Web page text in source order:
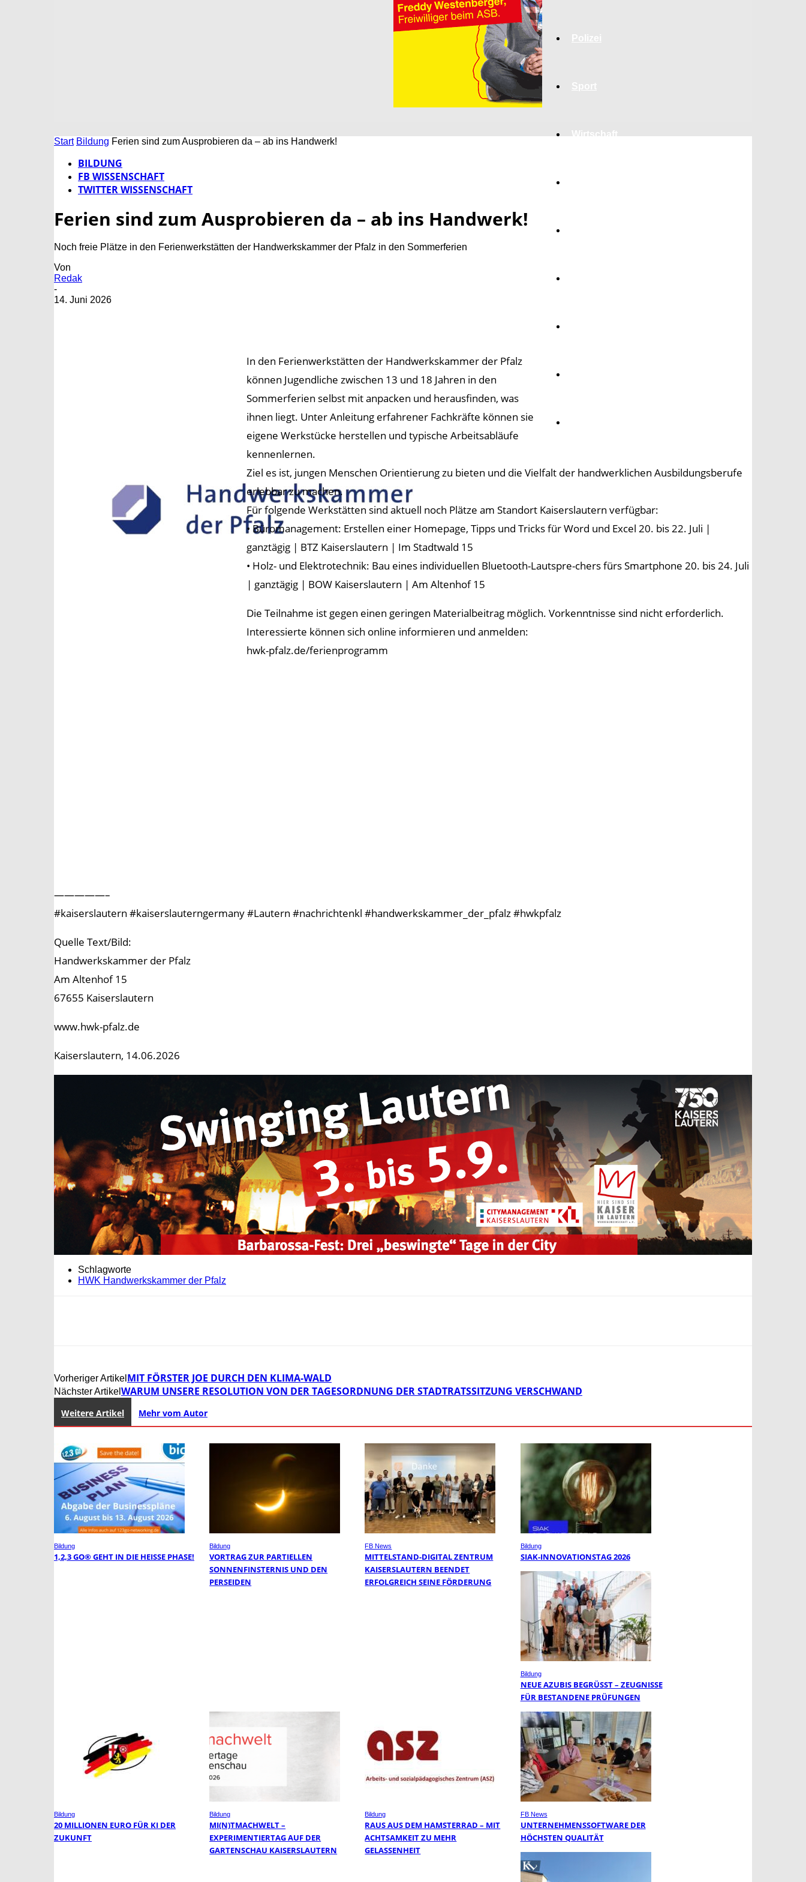
Wirtschaft
Start Bildung Ferien sind zum Ausprobieren da – ab ins Handwerk!
BILDUNG
FB WISSENSCHAFT
TWITTER WISSENSCHAFT
Ferien sind zum Ausprobieren da – ab ins Handwerk!
Noch freie Plätze in den Ferienwerkstätten der Handwerkskammer der Pfalz in den Sommerferien
Von
Redak
-
14. Juni 2026
In den Ferienwerkstätten der Handwerkskammer der Pfalz
können Jugendliche zwischen 13 und 18 Jahren in den
Sommerferien selbst mit anpacken und herausfinden, was
ihnen liegt. Unter Anleitung erfahrener Fachkräfte können sie
eigene Werkstücke herstellen und typische Arbeitsabläufe
kennenlernen.
Ziel es ist, jungen Menschen Orientierung zu bieten und die Vielfalt der handwerklichen Ausbildungsberufe
erlebbar zu machen.
Für folgende Werkstätten sind aktuell noch Plätze am Standort Kaiserslautern verfügbar:
• Büromanagement: Erstellen einer Homepage, Tipps und Tricks für Word und Excel 20. bis 22. Juli |
ganztägig | BTZ Kaiserslautern | Im Stadtwald 15
• Holz- und Elektrotechnik: Bau eines individuellen Bluetooth-Lautspre-chers fürs Smartphone 20. bis 24. Juli
| ganztägig | BOW Kaiserslautern | Am Altenhof 15
Die Teilnahme ist gegen einen geringen Materialbeitrag möglich. Vorkenntnisse sind nicht erforderlich.
Interessierte können sich online informieren und anmelden:
hwk-pfalz.de/ferienprogramm
—————–
#kaiserslautern #kaiserslauterngermany #Lautern #nachrichtenkl #handwerkskammer_der_pfalz #hwkpfalz
Quelle Text/Bild:
Handwerkskammer der Pfalz
Am Altenhof 15
67655 Kaiserslautern
www.hwk-pfalz.de
Kaiserslautern, 14.06.2026
Schlagworte
HWK Handwerkskammer der Pfalz
Vorheriger Artikel MIT FÖRSTER JOE DURCH DEN KLIMA-WALD
Nächster Artikel WARUM UNSERE RESOLUTION VON DER TAGESORDNUNG DER STADTRATSSITZUNG VERSCHWAND
Weitere Artikel Mehr vom Autor
Bildung
1,2,3 GO® GEHT IN DIE HEISSE PHASE!
Bildung
VORTRAG ZUR PARTIELLEN
SONNENFINSTERNIS UND DEN
PERSEIDEN
FB News
MITTELSTAND-DIGITAL ZENTRUM
KAISERSLAUTERN BEENDET
ERFOLGREICH SEINE FÖRDERUNG
Bildung
SIAK-INNOVATIONSTAG 2026
Bildung
NEUE AZUBIS BEGRÜSST – ZEUGNISSE F
ÜR BESTANDENE PRÜFUNGEN
Bildung
20 MILLIONEN EURO FÜR KI DER
ZUKUNFT
Bildung
MI(N)TMACHWELT –
EXPERIMENTIERTAG AUF DER
GARTENSCHAU KAISERSLAUTERN
Bildung
RAUS AUS DEM HAMSTERRAD – MIT
ACHTSAMKEIT ZU MEHR
GELASSENHEIT
FB News
UNTERNEHMENSSOFTWARE DER
HÖCHSTEN QUALITÄT